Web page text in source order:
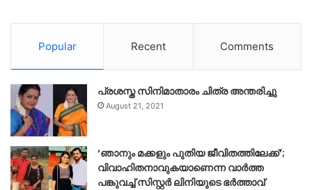
Popular Recent Comments
പ്രശസ്ത സിനിമാതാരം ചിത്ര അന്തരിച്ചു
August 21, 2021
‘ഞാനും മക്കളും പുതിയ ജീവിതത്തിലേക്ക്’;
വിവാഹിതനാവുകയാണെന്ന വാർത്ത
പങ്കുവച്ച് സിസ്റ്റർ ലിനിയുടെ ഭർത്താവ്